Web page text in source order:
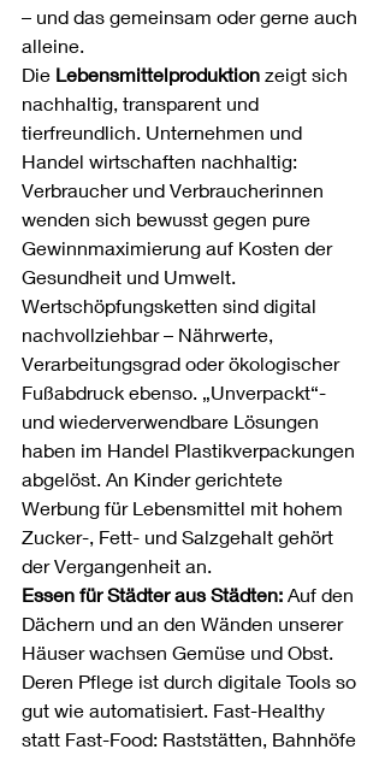
– und das gemeinsam oder gerne auch
alleine.
Die Lebensmittelproduktion zeigt sich
nachhaltig, transparent und
tierfreundlich. Unternehmen und
Handel wirtschaften nachhaltig:
Verbraucher und Verbraucherinnen
wenden sich bewusst gegen pure
Gewinnmaximierung auf Kosten der
Gesundheit und Umwelt.
Wertschöpfungsketten sind digital
nachvollziehbar – Nährwerte,
Verarbeitungsgrad oder ökologischer
Fußabdruck ebenso. „Unverpackt“-
und wiederverwendbare Lösungen
haben im Handel Plastikverpackungen
abgelöst. An Kinder gerichtete
Werbung für Lebensmittel mit hohem
Zucker-, Fett- und Salzgehalt gehört
der Vergangenheit an.
Essen für Städter aus Städten: Auf den
Dächern und an den Wänden unserer
Häuser wachsen Gemüse und Obst.
Deren Pflege ist durch digitale Tools so
gut wie automatisiert. Fast-Healthy
statt Fast-Food: Raststätten, Bahnhöfe